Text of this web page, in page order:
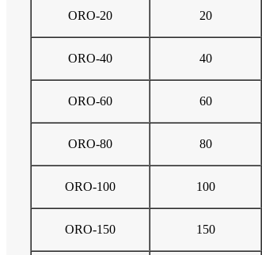
ORO-20 20
ORO-40 40
ORO-60 60
ORO-80 80
ORO-100 100
ORO-150 150